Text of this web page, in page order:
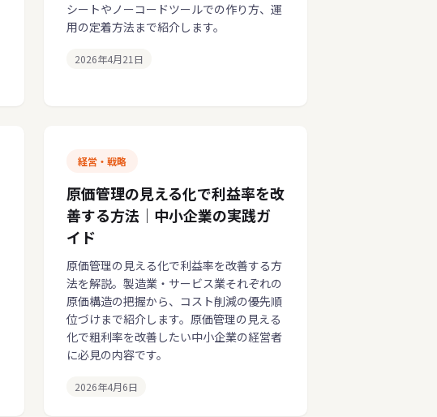
シートやノーコードツールでの作り方、運
用の定着方法まで紹介します。
2026年4月21日
経営・戦略
原価管理の見える化で利益率を改
善する方法｜中小企業の実践ガ
イド
原価管理の見える化で利益率を改善する方
法を解説。製造業・サービス業それぞれの
原価構造の把握から、コスト削減の優先順
位づけまで紹介します。原価管理の見える
化で粗利率を改善したい中小企業の経営者
に必見の内容です。
2026年4月6日